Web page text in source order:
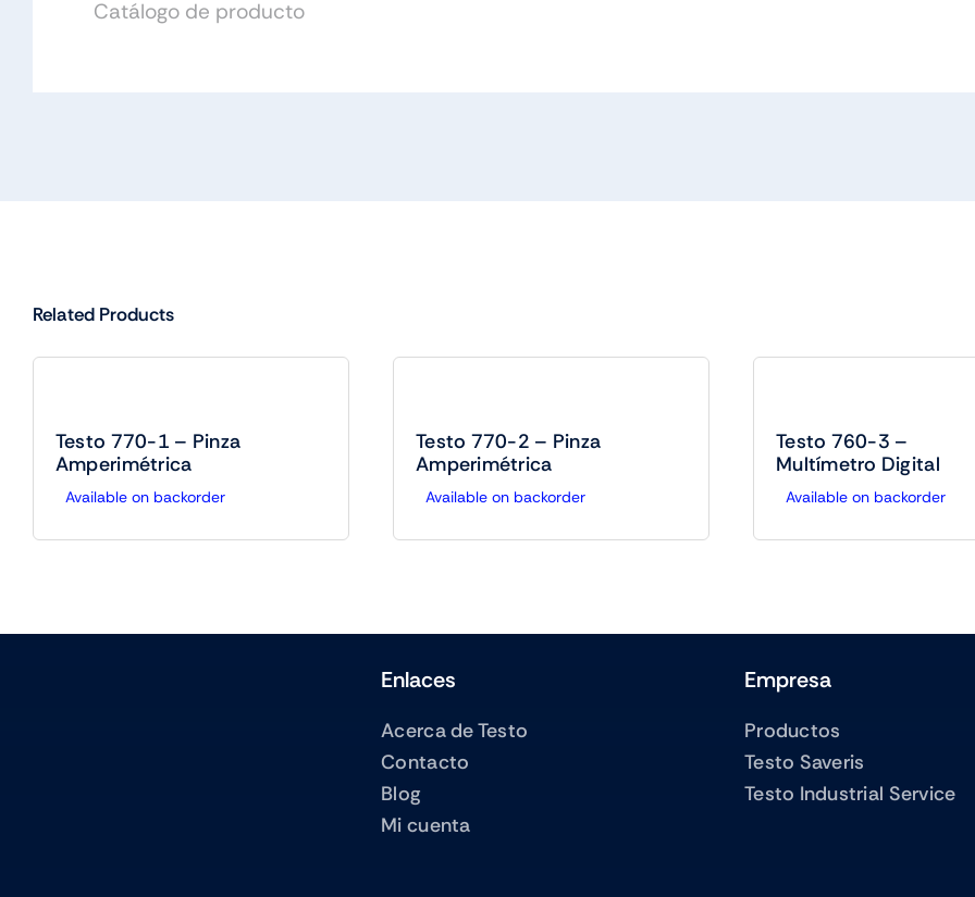
Catálogo de producto
Related Products
Testo 770-1 – Pinza
Amperimétrica
Available on backorder
Testo 770-2 – Pinza
Amperimétrica
Available on backorder
Testo 760-3 –
Multímetro Digital
Available on backorder
Enlaces
Acerca de Testo
Contacto
Blog
Mi cuenta
Empresa
Productos
Testo Saveris
Testo Industrial Service